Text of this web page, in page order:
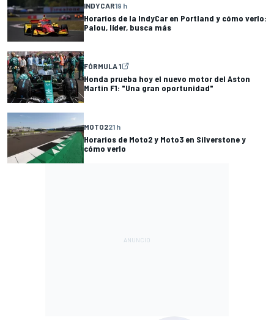
INDYCAR19 h
Horarios de la IndyCar en Portland y cómo verlo:
Palou, líder, busca más
FÓRMULA 1
Honda prueba hoy el nuevo motor del Aston
Martin F1: "Una gran oportunidad"
MOTO221 h
Horarios de Moto2 y Moto3 en Silverstone y
cómo verlo